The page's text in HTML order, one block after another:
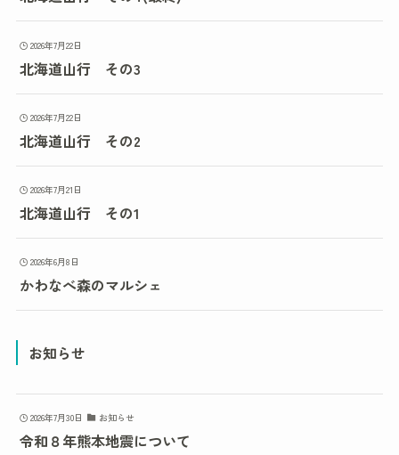
2026年7月22日
北海道山行 その3
2026年7月22日
北海道山行 その2
2026年7月21日
北海道山行 その1
2026年6月8日
かわなべ森のマルシェ
お知らせ
2026年7月30日 お知らせ
令和８年熊本地震について